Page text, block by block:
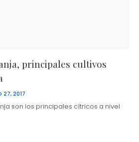
principales cultivos
27, 2017
son los principales cítricos a nivel